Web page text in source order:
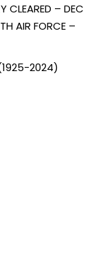
CLEARED – DEC
AIR FORCE –
2024)